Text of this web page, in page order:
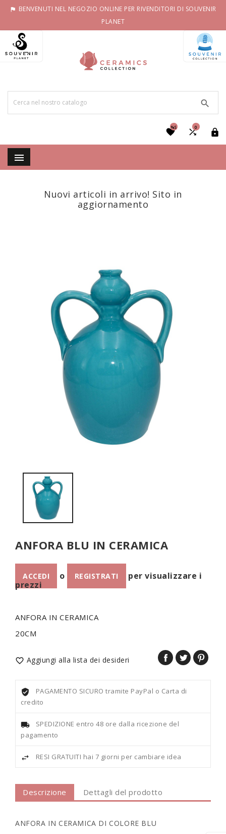

BENVENUTI NEL NEGOZIO ONLINE PER RIVENDITORI DI SOUVENIR
PLANET



0

%S

Nuovi articoli in arrivo! Sito in
aggiornamento
ANFORA BLU IN CERAMICA
ACCEDI o REGISTRATI
per visualizzare i
prezzi
ANFORA IN CERAMICA
20CM
 Aggiungi alla lista dei desideri
PAGAMENTO SICURO tramite PayPal o Carta di
credito
SPEDIZIONE entro 48 ore dalla ricezione del
pagamento
RESI GRATUITI hai 7 giorni per cambiare idea
Descrizione Dettagli del prodotto
ANFORA IN CERAMICA DI COLORE BLU